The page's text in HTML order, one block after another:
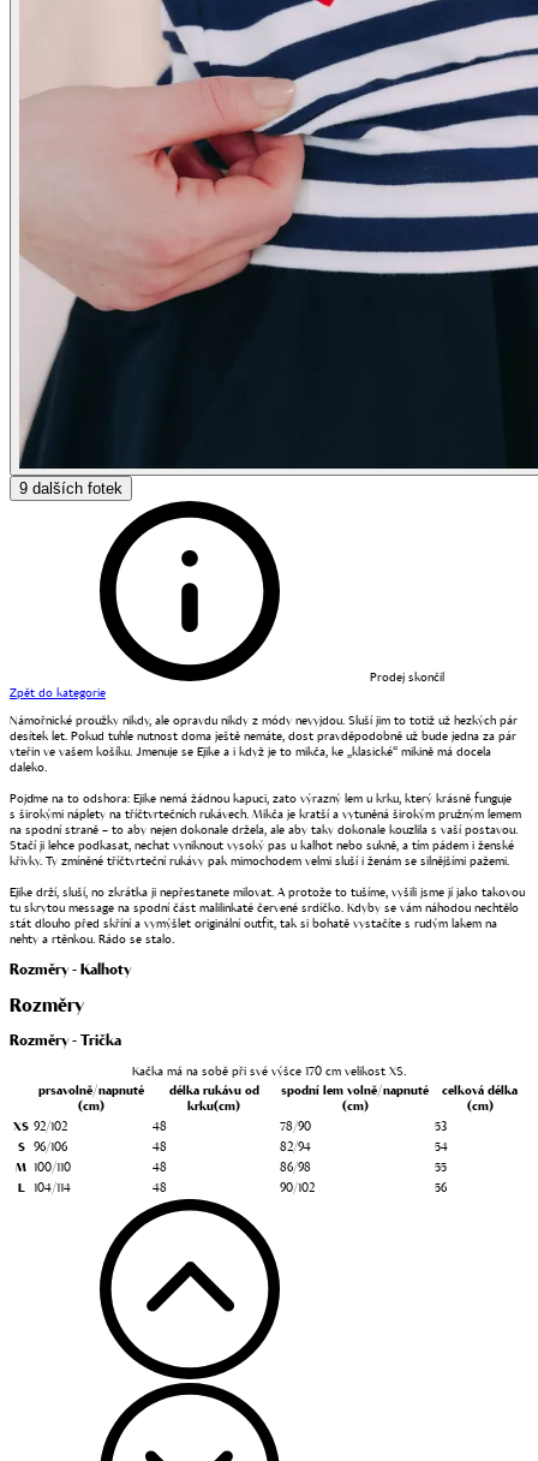
9 dalších fotek
Prodej skončil
Zpět do kategorie
Námořnické proužky nikdy, ale opravdu nikdy z módy nevyjdou. Sluší jim to totiž už hezkých pár
desítek let. Pokud tuhle nutnost doma ještě nemáte, dost pravděpodobně už bude jedna za pár
vteřin ve vašem košíku. Jmenuje se Ejike a i když je to mikča, ke „klasické“ mikině má docela
daleko.
Pojďme na to odshora: Ejike nemá žádnou kapuci, zato výrazný lem u krku, který krásně funguje
s širokými náplety na tříčtvrtečních rukávech. Mikča je kratší a vytuněná širokým pružným lemem
na spodní straně – to aby nejen dokonale držela, ale aby taky dokonale kouzlila s vaší postavou.
Stačí ji lehce podkasat, nechat vyniknout vysoký pas u kalhot nebo sukně, a tím pádem i ženské
křivky. Ty zmíněné tříčtvrteční rukávy pak mimochodem velmi sluší i ženám se silnějšími pažemi.
Ejike drží, sluší, no zkrátka ji nepřestanete milovat. A protože to tušíme, vyšili jsme jí jako takovou
tu skrytou message na spodní část malilinkaté červené srdíčko. Kdyby se vám náhodou nechtělo
stát dlouho před skříní a vymýšlet originální outfit, tak si bohatě vystačíte s rudým lakem na
nehty a rtěnkou. Rádo se stalo.
Rozměry - Kalhoty
Rozměry
Rozměry - Trička
prsavolně/napnuté
(cm)
délka rukávu od
krku(cm)
spodní lem volně/napnuté
(cm)
celková délka
(cm)
XS 92/102 48 78/90
53
S 96/106 48 82/94
54
M 100/110 48 86/98
55
L 104/114 48 90/102 56
Kačka má na sobě při své výšce 170 cm velikost XS.